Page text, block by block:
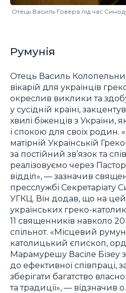
Отець Василь Говера під час
Румунія
Отець Василь
вікарій для українців
окреслив виклики та
у сусідній країні,
хвилі біженців з України,
і спокою для своїх
матірній Українській
за постійний зв’язок та
реалізовуємо через
відділ», — зазначив
пресслужбі Секретаріату
УГКЦ. Він додав, що на цей
українських греко-
11 священників навколо
спільнот. «Місцевий
католицький єпископ,
Марамурешу Васіле Бізеу
до ефективної співпраці,
зберігати багатство
та традиції», — відзначив